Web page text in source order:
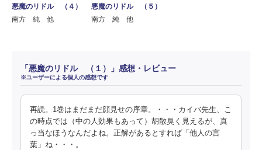
悪魔のリドル （４）
南方 純 他
悪魔のリドル （５）
南方 純 他
「悪魔のリドル （１）」感想・レビュー
※ユーザーによる個人の感想です
再読。1巻はまだまだ顔見せの序章。・・・カイバ先生、こ
の時点では（中の人効果もあって）胡散臭く見えるが、真
っ当なほうなんだよね。正解があるとすれば「他人の言
葉」ね・・・。